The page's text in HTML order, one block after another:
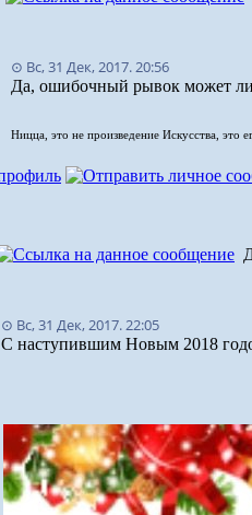
⊙ Вс, 31 Дек, 2017. 20:56
Да, ошибочный рывок может
Ницца, это не произведение Искусства, это
⊙ Вс, 31 Дек, 2017. 22:05
С наступившим Новым 2018